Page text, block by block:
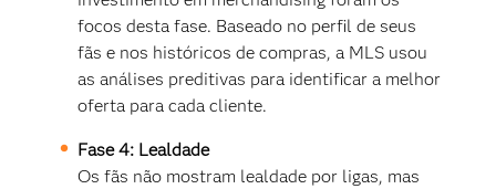
focos desta fase. Baseado no perfil de seus
fãs e nos históricos de compras, a MLS usou
as análises preditivas para identificar a melhor
oferta para cada cliente.
Fase 4: Lealdade
Os fãs não mostram lealdade por ligas, mas